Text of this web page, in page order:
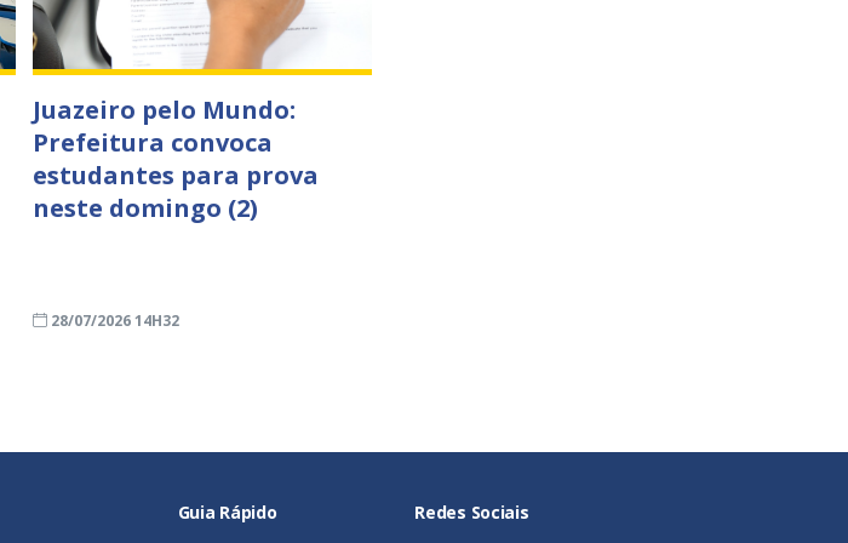
Juazeiro pelo Mundo:
Prefeitura convoca
estudantes para prova
neste domingo (2)
28/07/2026 14H32
Guia Rápido Redes Sociais